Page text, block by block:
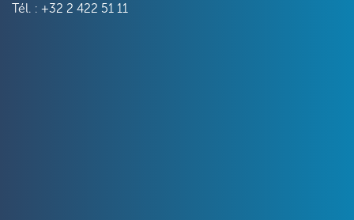
Tél. : +32 2 422 51 11